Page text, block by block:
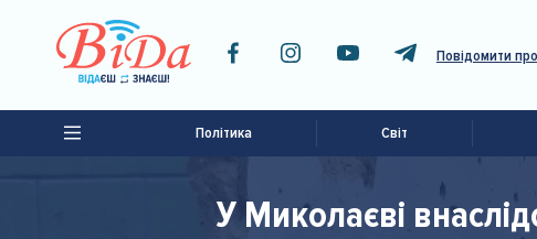
Повідомити
Політика Світ
У Миколаєві